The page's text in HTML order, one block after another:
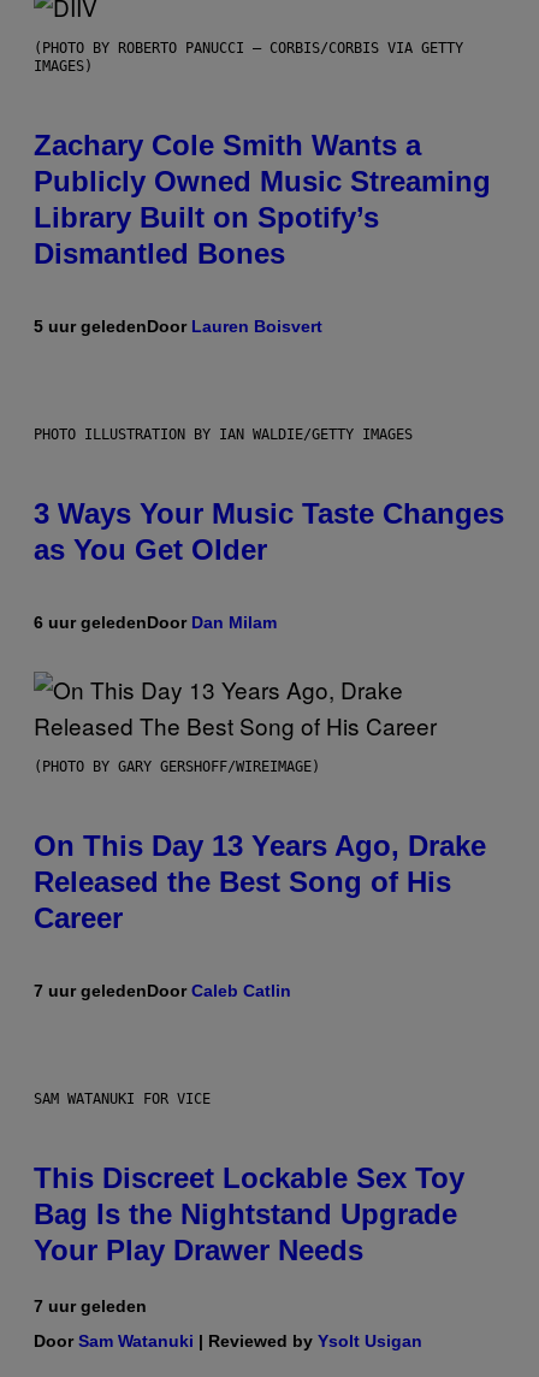
(PHOTO BY ROBERTO PANUCCI – CORBIS/CORBIS VIA GETTY
IMAGES)
Zachary Cole Smith Wants a
Publicly Owned Music Streaming
Library Built on Spotify’s
Dismantled Bones
5 uur geledenDoor Lauren Boisvert
PHOTO ILLUSTRATION BY IAN WALDIE/GETTY IMAGES
3 Ways Your Music Taste Changes
as You Get Older
6 uur geledenDoor Dan Milam
(PHOTO BY GARY GERSHOFF/WIREIMAGE)
On This Day 13 Years Ago, Drake
Released the Best Song of His
Career
7 uur geledenDoorCaleb Catlin
SAM WATANUKI FOR VICE
This Discreet Lockable Sex Toy
Bag Is the Nightstand Upgrade
Your Play Drawer Needs
7 uur geleden
DoorSam Watanuki | Reviewed by Ysolt Usigan